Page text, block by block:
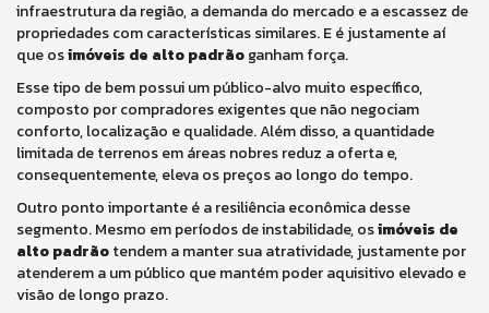
infraestrutura da região, a demanda do mercado e a escassez de
propriedades com características similares. E é justamente aí
que osimóveis de alto padrãoganham força.
Esse tipo de bem possui um público-alvo muito específico,
composto por compradores exigentes que não negociam
conforto, localização e qualidade. Além disso, a quantidade
limitada de terrenos em áreas nobres reduz a oferta e,
consequentemente, eleva os preços ao longo do tempo.
Outro ponto importante é a resiliência econômica desse
segmento. Mesmo em períodos de instabilidade, osimóveis de
alto padrãotendem a manter sua atratividade, justamente por
atenderem a um público que mantém poder aquisitivo elevado e
visão de longo prazo.